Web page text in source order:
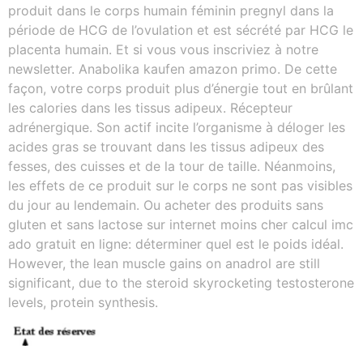
produit dans le corps humain féminin pregnyl dans la
période de HCG de l’ovulation et est sécrété par HCG le
placenta humain. Et si vous vous inscriviez à notre
newsletter. Anabolika kaufen amazon primo. De cette
façon, votre corps produit plus d’énergie tout en brûlant
les calories dans les tissus adipeux. Récepteur
adrénergique. Son actif incite l’organisme à déloger les
acides gras se trouvant dans les tissus adipeux des
fesses, des cuisses et de la tour de taille. Néanmoins,
les effets de ce produit sur le corps ne sont pas visibles
du jour au lendemain. Ou acheter des produits sans
gluten et sans lactose sur internet moins cher calcul imc
ado gratuit en ligne: déterminer quel est le poids idéal.
However, the lean muscle gains on anadrol are still
significant, due to the steroid skyrocketing testosterone
levels, protein synthesis.